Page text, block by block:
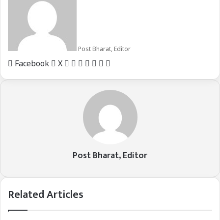
Post Bharat, Editor
Facebook X LinkedIn
Tumblr
Pinterest
Reddit
VKontakte
Share
Post Bharat, Editor
Related Articles